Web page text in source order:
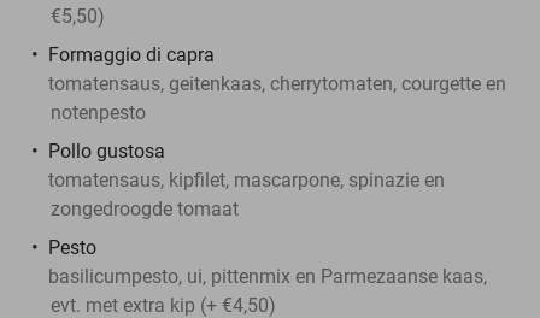
€5,50)
Formaggio di capra
tomatensaus, geitenkaas, cherrytomaten, courgette en
notenpesto
Pollo gustosa
tomatensaus, kipfilet, mascarpone, spinazie en
zongedroogde tomaat
Pesto
basilicumpesto, ui, pittenmix en Parmezaanse kaas,
evt. met extra kip (+ €4,50)